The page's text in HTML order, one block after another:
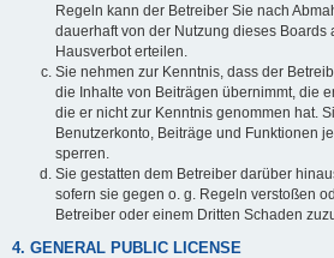
Regeln kann der Betreiber Sie nach
dauerhaft von der Nutzung dieses Boards
Hausverbot erteilen.
Sie nehmen zur Kenntnis, dass der
die Inhalte von Beiträgen übernimmt, die
die er nicht zur Kenntnis genommen hat.
Benutzerkonto, Beiträge und Funktionen
sperren.
Sie gestatten dem Betreiber darüber
sofern sie gegen o. g. Regeln verstoßen
Betreiber oder einem Dritten Schaden
4. GENERAL PUBLIC LICENSE